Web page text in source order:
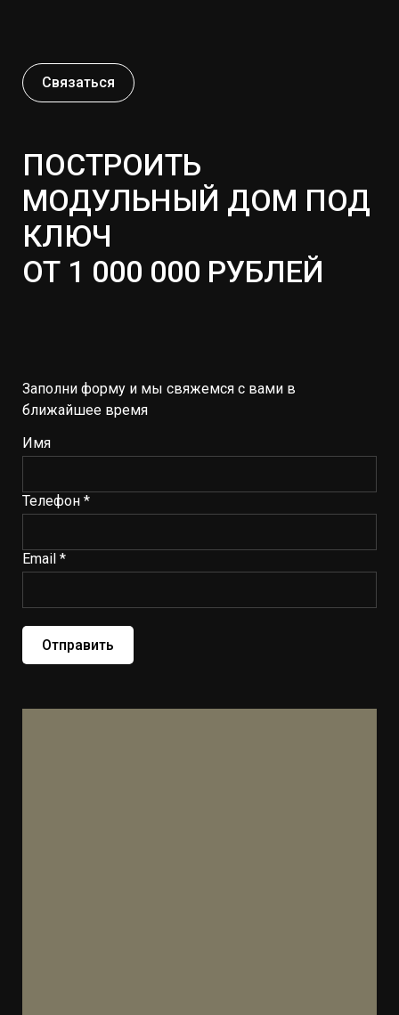
Связаться
ПОСТРОИТЬ
МОДУЛЬНЫЙ ДОМ ПОД
КЛЮЧ
ОТ 1 000 000 РУБЛЕЙ
Заполни форму и мы свяжемся с вами в
ближайшее время
Имя
Телефон *
Email *
Отправить